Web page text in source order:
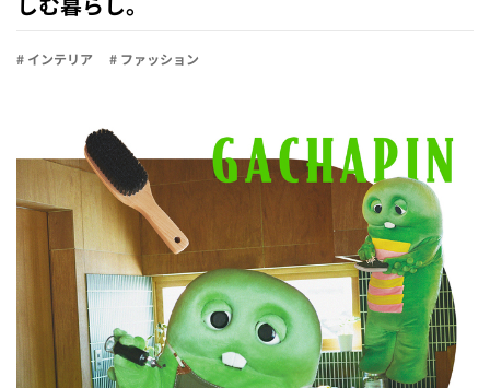
# インテリア # ファッション